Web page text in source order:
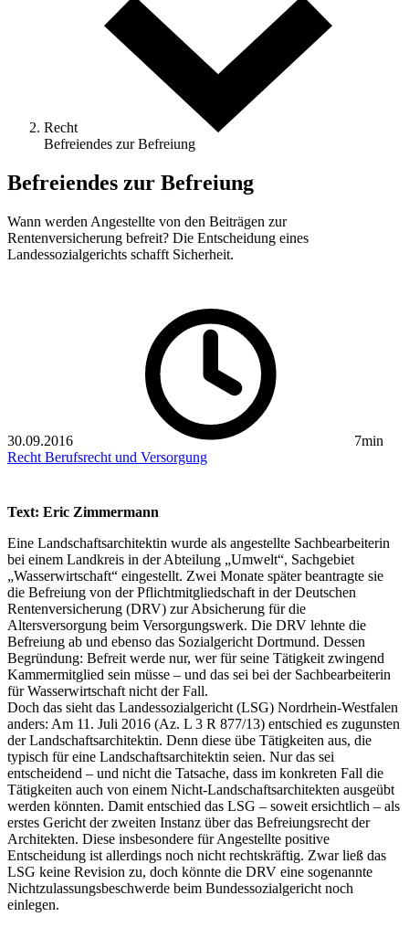
Recht
Befreiendes zur Befreiung
Befreiendes zur Befreiung
Wann werden Angestellte von den Beiträgen zur
Rentenversicherung befreit? Die Entscheidung eines
Landessozialgerichts schafft Sicherheit.
30.09.2016
7min
Recht Berufsrecht und Versorgung
Text: Eric Zimmermann
Eine Landschaftsarchitektin wurde als angestellte Sachbearbeiterin
bei einem Landkreis in der Abteilung „Umwelt“, Sachgebiet
„Wasserwirtschaft“ eingestellt. Zwei Monate später beantragte sie
die Befreiung von der Pflichtmitgliedschaft in der Deutschen
Rentenversicherung (DRV) zur Absicherung für die
Altersversorgung beim Versorgungswerk. Die DRV lehnte die
Befreiung ab und ebenso das Sozialgericht Dortmund. Dessen
Begründung: Befreit werde nur, wer für seine Tätigkeit zwingend
Kammermitglied sein müsse – und das sei bei der Sachbearbeiterin
für Wasserwirtschaft nicht der Fall.
Doch das sieht das Landessozialgericht (LSG) Nordrhein-Westfalen
anders: Am 11. Juli 2016 (Az. L 3 R 877/13) entschied es zugunsten
der Landschaftsarchitektin. Denn diese übe Tätigkeiten aus, die
typisch für eine Landschaftsarchitektin seien. Nur das sei
entscheidend – und nicht die Tatsache, dass im konkreten Fall die
Tätigkeiten auch von einem Nicht-Landschaftsarchitekten ausgeübt
werden könnten. Damit entschied das LSG – soweit ersichtlich – als
erstes Gericht der zweiten Instanz über das Befreiungsrecht der
Architekten. Diese insbesondere für Angestellte positive
Entscheidung ist allerdings noch nicht rechtskräftig. Zwar ließ das
LSG keine Revision zu, doch könnte die DRV eine sogenannte
Nichtzulassungsbeschwerde beim Bundessozialgericht noch
einlegen.